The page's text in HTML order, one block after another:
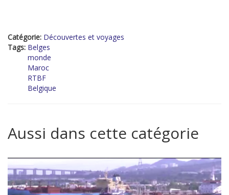
Catégorie: Découvertes et voyages
Tags: Belges
monde
Maroc
RTBF
Belgique
Aussi dans cette catégorie